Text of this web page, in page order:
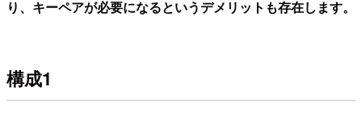
り、キーペアが必要になるというデメリットも存在します。
構成1